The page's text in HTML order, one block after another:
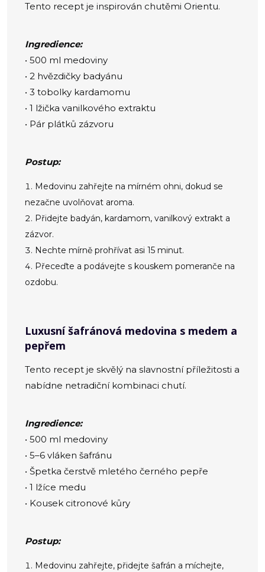
Tento recept je inspirován chutěmi Orientu.
Ingredience:
• 500 ml medoviny
• 2 hvězdičky badyánu
• 3 tobolky kardamomu
• 1 lžička vanilkového extraktu
• Pár plátků zázvoru
Postup:
Medovinu zahřejte na mírném ohni, dokud se
nezačne uvolňovat aroma.
Přidejte badyán, kardamom, vanilkový extrakt a
zázvor.
Nechte mírně prohřívat asi 15 minut.
Přeceďte a podávejte s kouskem pomeranče na
ozdobu.
Luxusní šafránová medovina s medem a
pepřem
Tento recept je skvělý na slavnostní příležitosti a
nabídne netradiční kombinaci chutí.
Ingredience:
• 500 ml medoviny
• 5–6 vláken šafránu
• Špetka čerstvě mletého černého pepře
• 1 lžíce medu
• Kousek citronové kůry
Postup:
Medovinu zahřejte, přidejte šafrán a míchejte,